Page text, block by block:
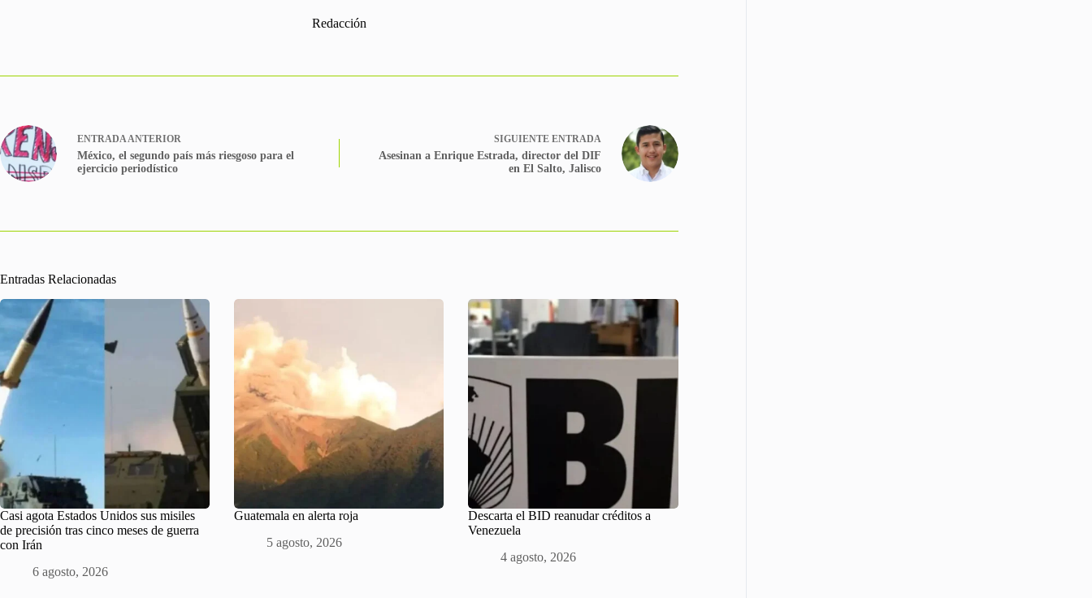
Redacción
ENTRADAANTERIOR
México, el segundo país más riesgoso para el
ejercicio periodístico
SIGUIENTE ENTRADA
Asesinan a Enrique Estrada, director del DIF
en El Salto, Jalisco
Entradas Relacionadas
Casi agota Estados Unidos sus misiles
de precisión tras cinco meses de guerra
con Irán
6 agosto, 2026
Guatemala en alerta roja
5 agosto, 2026
Descarta el BID reanudar créditos a
Venezuela
4 agosto, 2026